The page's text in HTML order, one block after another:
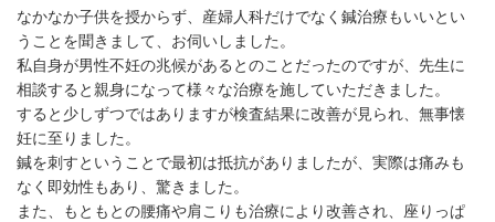
なかなか子供を授からず、産婦人科だけでなく鍼治療もいいとい
うことを聞きまして、お伺いしました。
私自身が男性不妊の兆候があるとのことだったのですが、先生に
相談すると親身になって様々な治療を施していただきました。
すると少しずつではありますが検査結果に改善が見られ、無事懐
妊に至りました。
鍼を刺すということで最初は抵抗がありましたが、実際は痛みも
なく即効性もあり、驚きました。
また、もともとの腰痛や肩こりも治療により改善され、座りっぱ